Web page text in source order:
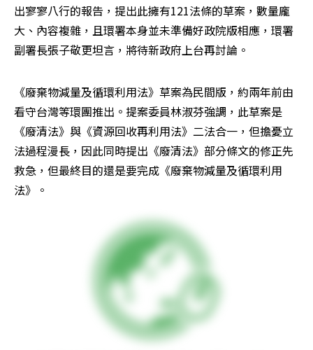
出寥寥八行的報告，提出此擁有121法條的草案，數量龐
大、內容複雜，且環署本身並未準備好政院版相應，環署
副署長張子敬更坦言，將待新政府上台再討論。
《廢棄物減量及循環利用法》草案為民間版，約兩年前由
看守台灣等環團推出。提案委員林淑芬強調，此草案是
《廢清法》與《資源回收再利用法》二法合一，但擔憂立
法過程漫長，因此同時提出《廢清法》部分條文的修正先
救急，但最終目的還是要完成《廢棄物減量及循環利用
法》。